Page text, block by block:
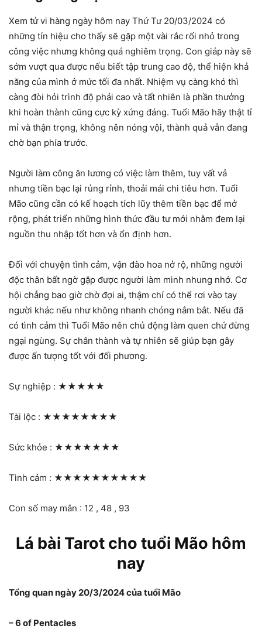
Xem tử vi hàng ngày hôm nay Thứ Tư 20/03/2024 có
những tín hiệu cho thấy sẽ gặp một vài rắc rối nhỏ trong
công việc nhưng không quá nghiêm trọng. Con giáp này sẽ
sớm vượt qua được nếu biết tập trung cao độ, thể hiện khả
năng của mình ở mức tối đa nhất. Nhiệm vụ càng khó thì
càng đòi hỏi trình độ phải cao và tất nhiên là phần thưởng
khi hoàn thành cũng cực kỳ xứng đáng. Tuổi Mão hãy thật tỉ
mỉ và thận trọng, không nên nóng vội, thành quả vẫn đang
chờ bạn phía trước.
Người làm công ăn lương có việc làm thêm, tuy vất vả
nhưng tiền bạc lại rủng rỉnh, thoải mái chi tiêu hơn. Tuổi
Mão cũng cần có kế hoạch tích lũy thêm tiền bạc để mở
rộng, phát triển những hình thức đầu tư mới nhằm đem lại
nguồn thu nhập tốt hơn và ổn định hơn.
Đối với chuyện tình cảm, vận đào hoa nở rộ, những người
độc thân bất ngờ gặp được người làm mình nhung nhớ. Cơ
hội chẳng bao giờ chờ đợi ai, thậm chí có thể rơi vào tay
người khác nếu như không nhanh chóng nắm bắt. Nếu đã
có tình cảm thì Tuổi Mão nên chủ động làm quen chứ đừng
ngại ngùng. Sự chân thành và tự nhiên sẽ giúp bạn gây
được ấn tượng tốt với đối phương.
Sự nghiệp : ★★★★★
Tài lộc : ★★★★★★★★
Sức khỏe : ★★★★★★★
Tình cảm : ★★★★★★★★★★
Con số may mắn : 12 , 48 , 93
Lá bài Tarot cho tuổi Mão hôm
nay
Tổng quan ngày 20/3/2024 của tuổi Mão
– 6 of Pentacles